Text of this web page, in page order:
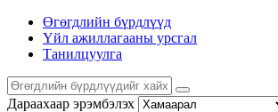
Өгөгдлийн бүрдлүүд
Үйл ажиллагааны урсгал
Танилцуулга
Дараахаар эрэмбэлэх